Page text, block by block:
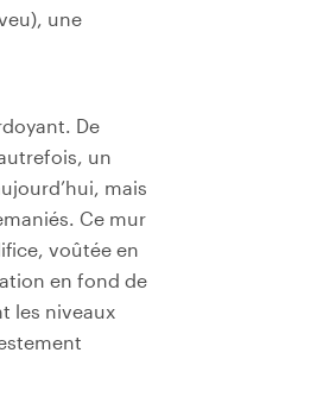
une
De
un
mais
Ce mur
voûtée en
en fond de
les niveaux